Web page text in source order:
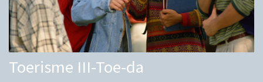
Toerisme III-Toe-da